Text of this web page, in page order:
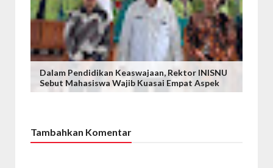
Dalam Pendidikan Keaswajaan, Rektor INISNU
Sebut Mahasiswa Wajib Kuasai Empat Aspek
Tambahkan Komentar